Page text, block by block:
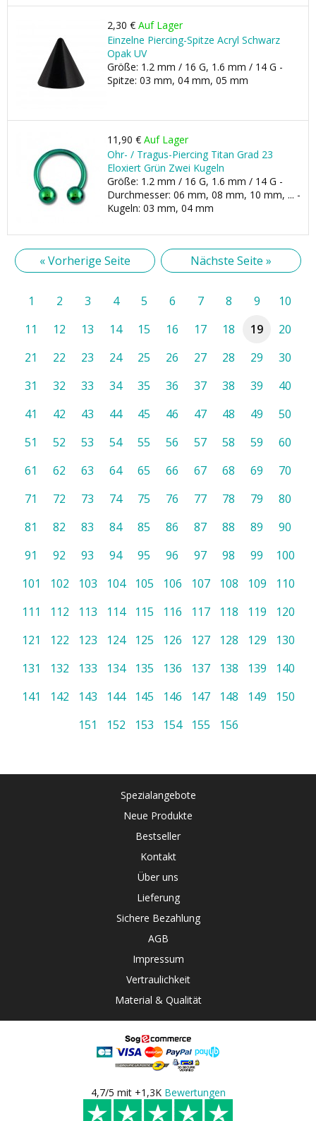
2,30 € Auf Lager
Einzelne Piercing-Spitze Acryl Schwarz
Opak UV
Größe: 1.2 mm / 16 G, 1.6 mm / 14 G -
Spitze: 03 mm, 04 mm, 05 mm
11,90 € Auf Lager
Ohr- / Tragus-Piercing Titan Grad 23
Eloxiert Grün Zwei Kugeln
Größe: 1.2 mm / 16 G, 1.6 mm / 14 G -
Durchmesser: 06 mm, 08 mm, 10 mm, ... -
Kugeln: 03 mm, 04 mm
« Vorherige Seite Nächste Seite »
1 2 3 4 5 6 7 8 9
10
11
12 13 14 15 16 17 18 19
20
21
22 23 24 25 26 27 28 29
30
31
32 33 34 35 36 37 38 39
40
41
42 43 44 45 46 47 48 49
50
51
52 53 54 55 56 57 58 59
60
61
62 63 64 65 66 67 68 69
70
71
72 73 74 75 76 77 78 79
80
81
82 83 84 85 86 87 88 89
90
91
92 93 94 95 96 97 98 99
100
101
102 103 104 105 106 107 108 109
110
111
112 113 114 115 116 117 118 119
120
121
122 123 124 125 126 127 128 129
130
131
132 133 134 135 136 137 138 139
140
141
142 143 144 145 146 147 148 149
150
151
152 153 154 155 156
Spezialangebote
Neue Produkte
Bestseller
Kontakt
Über uns
Lieferung
Sichere Bezahlung
AGB
Impressum
Vertraulichkeit
Material & Qualität
4,7/5 mit +1,3K Bewertungen